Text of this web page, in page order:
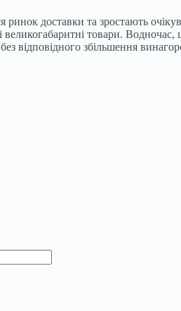
ринок доставки та зростають
товари.
відповідного збільшення